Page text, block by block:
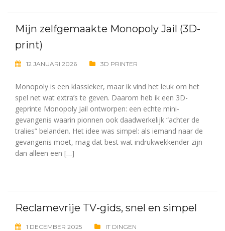
Mijn zelfgemaakte Monopoly Jail (3D-
print)
12 JANUARI 2026 3D PRINTER
Monopoly is een klassieker, maar ik vind het leuk om het
spel net wat extra’s te geven. Daarom heb ik een 3D-
geprinte Monopoly Jail ontworpen: een echte mini-
gevangenis waarin pionnen ook daadwerkelijk “achter de
tralies” belanden. Het idee was simpel: als iemand naar de
gevangenis moet, mag dat best wat indrukwekkender zijn
dan alleen een […]
Reclamevrije TV-gids, snel en simpel
1 DECEMBER 2025 IT DINGEN